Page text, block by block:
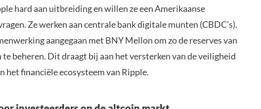
hard aan uitbreiding en willen ze een Amerikaanse
Ze werken aan centrale bank digitale munten (CBDC’s).
aangegaan met BNY Mellon om zo de reserves van
te beheren. Dit draagt bij aan het versterken van de veiligheid
het financiële ecosysteem van Ripple.